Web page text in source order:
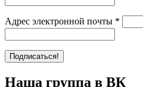
Адрес электронной почты *
Наша группа в ВК